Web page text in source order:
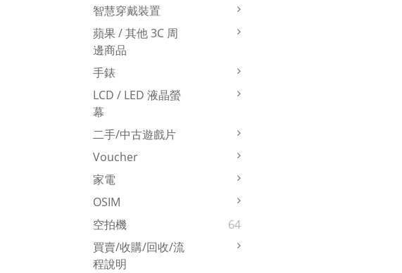
智慧穿戴裝置
蘋果 / 其他 3C 周
邊商品
手錶
LCD / LED 液晶螢
幕
二手/中古遊戲片
Voucher
家電
OSIM
空拍機
64
買賣/收購/回收/流
程說明